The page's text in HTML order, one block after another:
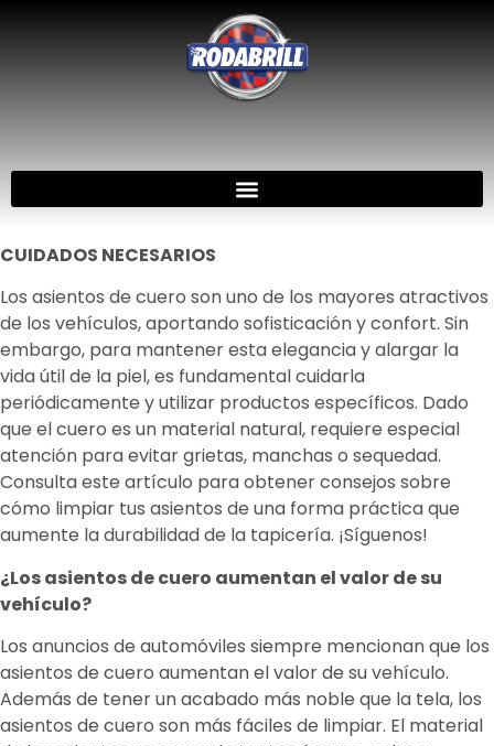
CUIDADOS NECESARIOS
Los asientos de cuero son uno de los mayores atractivos
de los vehículos, aportando sofisticación y confort. Sin
embargo, para mantener esta elegancia y alargar la
vida útil de la piel, es fundamental cuidarla
periódicamente y utilizar productos específicos. Dado
que el cuero es un material natural, requiere especial
atención para evitar grietas, manchas o sequedad.
Consulta este artículo para obtener consejos sobre
cómo limpiar tus asientos de una forma práctica que
aumente la durabilidad de la tapicería. ¡Síguenos!
¿Los asientos de cuero aumentan el valor de su
vehículo?
Los anuncios de automóviles siempre mencionan que los
asientos de cuero aumentan el valor de su vehículo.
Además de tener un acabado más noble que la tela, los
asientos de cuero son más fáciles de limpiar. El material